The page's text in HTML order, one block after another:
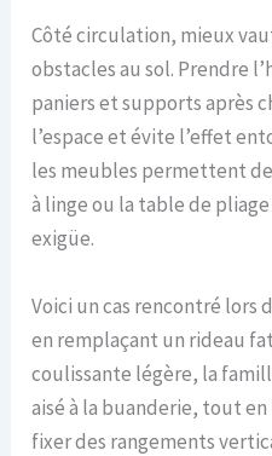
Côté circulation, mieux
obstacles au sol. Prendre
paniers et supports après
l’espace et évite l’effet
les meubles permettent
à linge ou la table de
exigüe.
Voici un cas rencontré lors
en remplaçant un rideau
coulissante légère, la
aisé à la buanderie, tout
fixer des rangements